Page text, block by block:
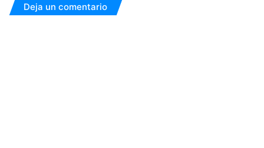
Deja un comentario